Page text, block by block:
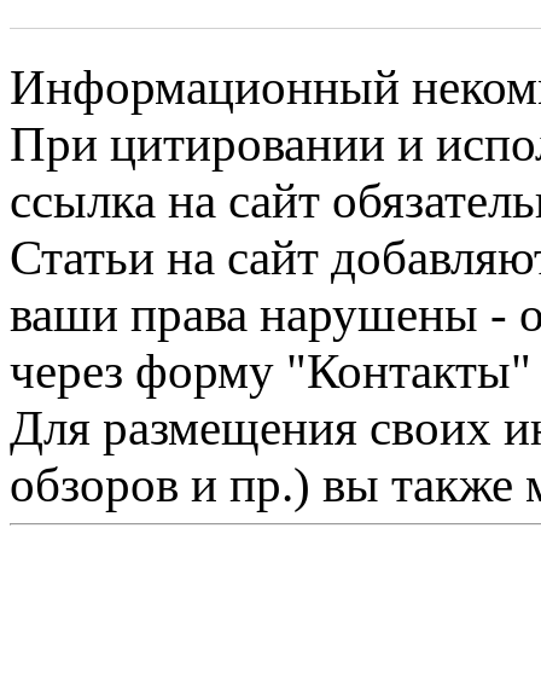
Информационный
При цитировании и
ссылка на сайт
Статьи на сайт
ваши права нарушены -
через форму "Контакты"
Для размещения своих
обзоров и пр.) вы также